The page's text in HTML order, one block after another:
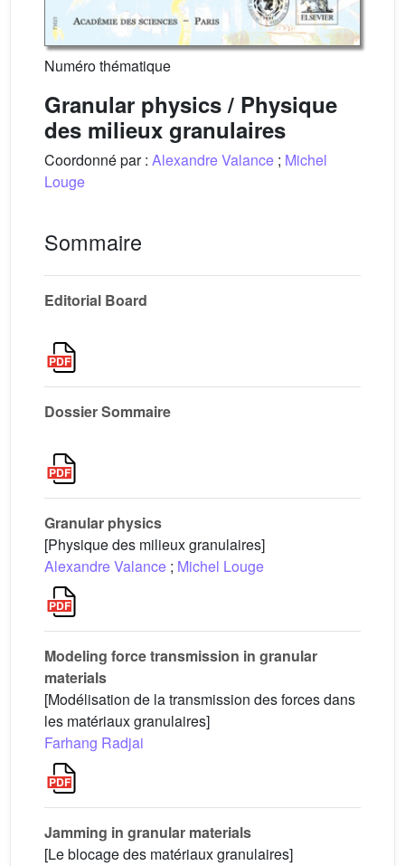
Numéro thématique
Granular physics / Physique
des milieux granulaires
Coordonné par : Alexandre Valance ; Michel
Louge
Sommaire
Editorial Board
Dossier Sommaire
Granular physics
[Physique des milieux granulaires]
Alexandre Valance ; Michel Louge
Modeling force transmission in granular
materials
[Modélisation de la transmission des forces dans
les matériaux granulaires]
Farhang Radjai
Jamming in granular materials
[Le blocage des matériaux granulaires]